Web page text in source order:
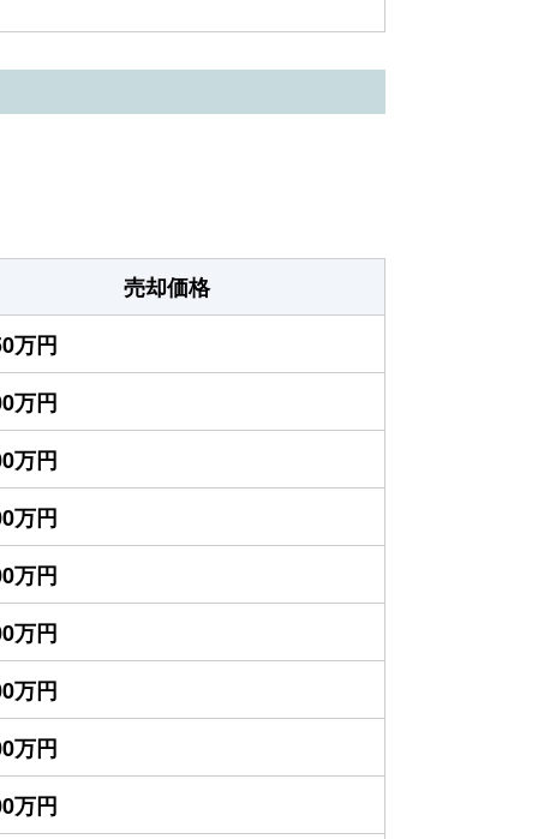
売却価格
万円
万円
万円
万円
万円
万円
万円
万円
万円